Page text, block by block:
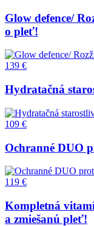
Glow defence/
o pleť!
139 €
Hydratačná
109 €
Ochranné DUO
119 €
Kompletná
a zmiešanú pleť!